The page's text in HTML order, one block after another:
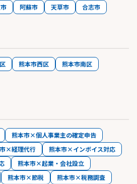
阿蘇市 天草市 合志市
熊本市西区
熊本市南区
熊本市×個人事業主の確定申告
×経理代行
熊本市×インボイス対応
熊本市×起業・会社設立
熊本市×節税
熊本市×税務調査